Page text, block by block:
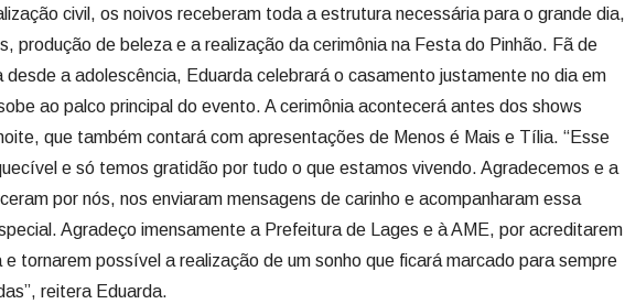
civil, os noivos receberam toda a estrutura necessária para o grande dia,
produção de beleza e a realização da cerimônia na Festa do Pinhão. Fã de
desde a adolescência, Eduarda celebrará o casamento justamente no dia em
ao palco principal do evento. A cerimônia acontecerá antes dos shows
que também contará com apresentações de Menos é Mais e Tília. “Esse
e só temos gratidão por tudo o que estamos vivendo. Agradecemos e a
por nós, nos enviaram mensagens de carinho e acompanharam essa
Agradeço imensamente a Prefeitura de Lages e à AME, por acreditarem
e tornarem possível a realização de um sonho que ficará marcado para sempre
reitera Eduarda.